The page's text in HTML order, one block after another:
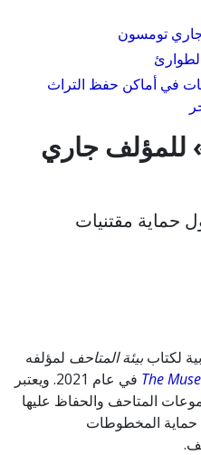
جاري تومسون
في أماكن حفظ التراث
للمؤلف جاري
حماية مقتنيات
لكتاب بيئة المتاحف لمؤلفه
The
في عام 2021. ويعتبر
المتاحف والحفاظ عليها
حماية المخطوطات